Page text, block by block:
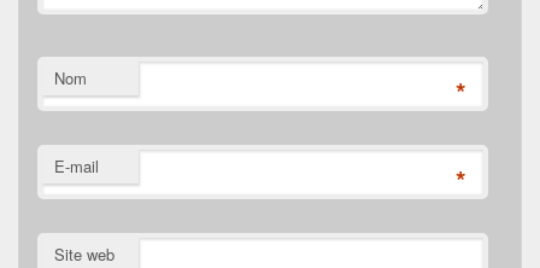
Nom *
E-mail *
Site web